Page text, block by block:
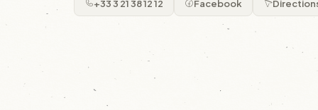
+33 3 21 38 12 12 Facebook